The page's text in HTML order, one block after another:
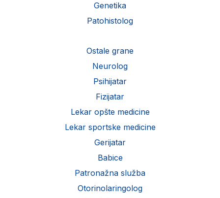
Genetika
Patohistolog
Ostale grane
Neurolog
Psihijatar
Fizijatar
Lekar opšte medicine
Lekar sportske medicine
Gerijatar
Babice
Patronažna služba
Otorinolaringolog